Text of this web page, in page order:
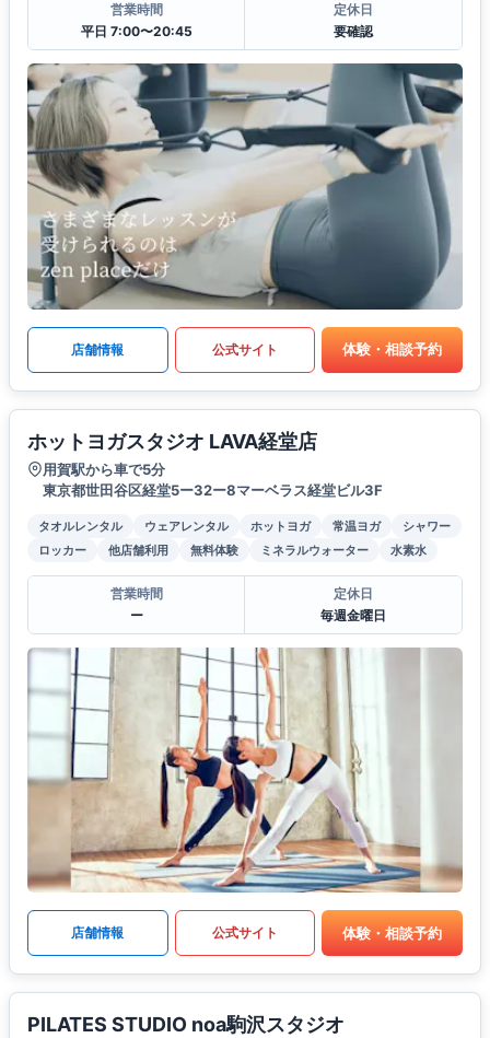
営業時間
平日 7:00〜20:45
定休日
要確認
店舗情報 公式サイト 体験・相談予約
ホットヨガスタジオ LAVA経堂店
用賀駅から車で5分
東京都世田谷区経堂5ー32ー8マーベラス経堂ビル3F
タオルレンタル ウェアレンタル ホットヨガ 常温ヨガ
シャワー
ロッカー
他店舗利用 無料体験 ミネラルウォーター 水素水
営業時間
ー
定休日
毎週金曜日
店舗情報 公式サイト 体験・相談予約
PILATES STUDIO noa駒沢スタジオ